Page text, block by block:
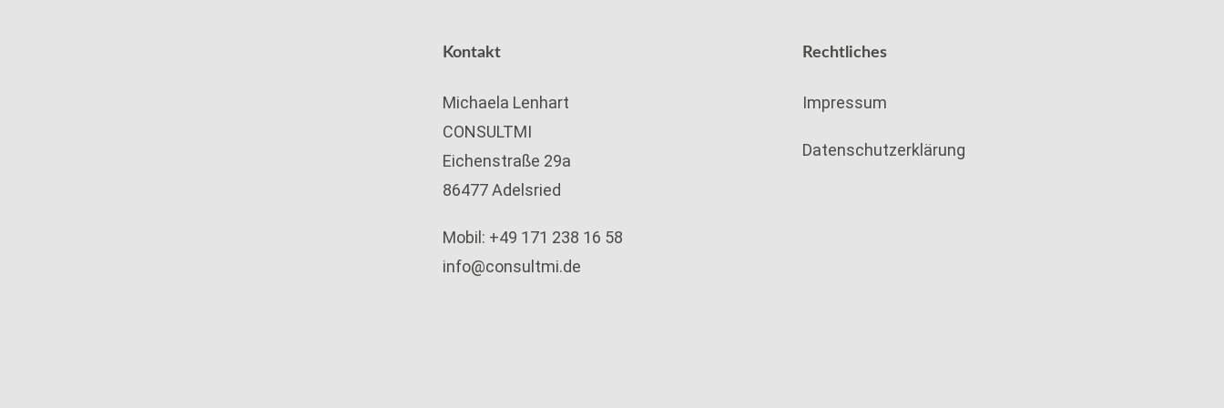
Kontakt
Michaela Lenhart
CONSULTMI
Eichenstraße 29a
86477 Adelsried
Mobil: +49 171 238 16 58
info@consultmi.de
Rechtliches
Impressum
Datenschutzerklärung